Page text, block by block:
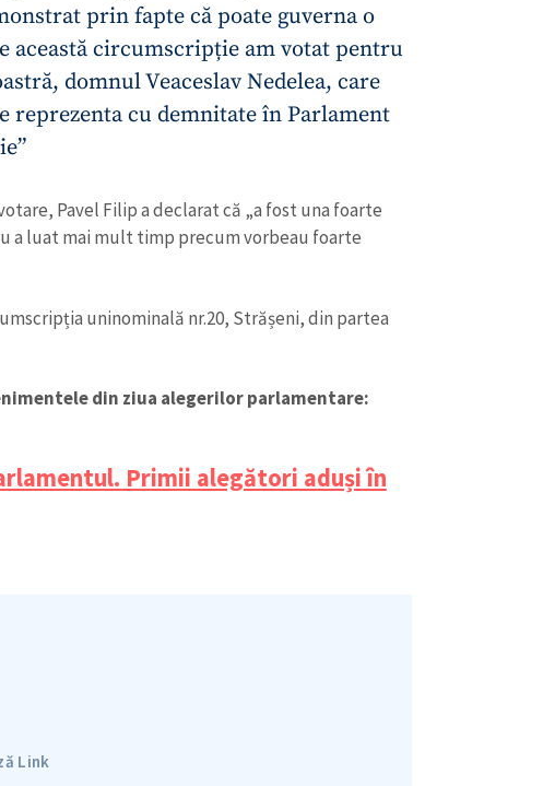
prin fapte că poate guverna o
această circumscripție am votat pentru
domnul Veaceslav Nedelea, care
reprezenta cu demnitate în Parlament
Pavel Filip a declarat că „a fost una foarte
a luat mai mult timp precum vorbeau foarte
uninominală nr.20, Strășeni, din partea
din ziua alegerilor parlamentare:
Primii alegători aduși în
Link
+ Numele
TRIMITE